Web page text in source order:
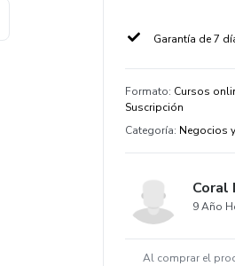
Garantía de 7
Formato: Cursos
Suscripción
Categoría: Negocios
Coral
9 Año
Al comprar el